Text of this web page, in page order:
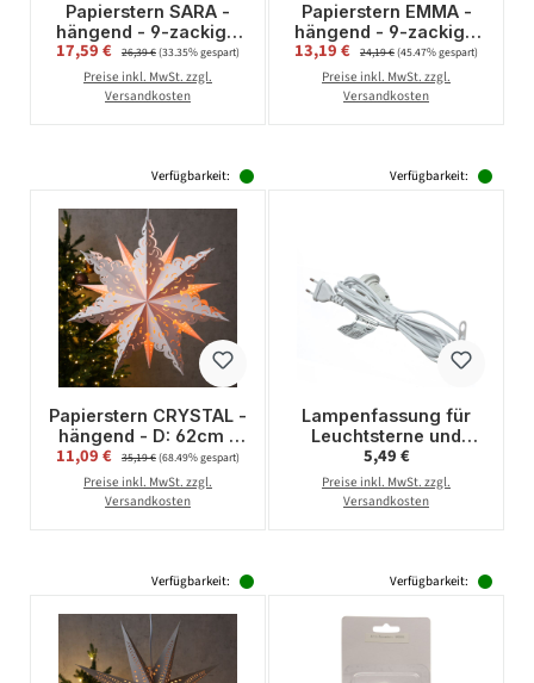
Papierstern SARA -
hängend - 9-zackig -
D: 69cm - inkl. E14
Fassung und Kabel -
weiß
Verkaufspreis:
17,59 € Regulärer Preis:
26,39 €(33.35% gespart)
Preise inkl. MwSt. zzgl.
Versandkosten
Papierstern EMMA -
hängend - 9-zackig -
D: 58cm - inkl. E14
Fassung und Kabel -
weiß
Verkaufspreis:
13,19 € Regulärer Preis:
24,19 €(45.47% gespart)
Preise inkl. MwSt. zzgl.
Versandkosten
Verfügbarkeit:
Papierstern CRYSTAL -
hängend - D: 62cm -
inkl. E14 Fassung und
Kabel - weiß
Verkaufspreis:
11,09 € Regulärer Preis:
35,19 €(68.49% gespart)
Preise inkl. MwSt. zzgl.
Versandkosten
Verfügbarkeit:
Lampenfassung für
Leuchtsterne und
Hängeartikel - Länge
ca. 3,5 m - E14
Fassung - weiß
Regulärer Preis:
5,49 €
Preise inkl. MwSt. zzgl.
Versandkosten
Verfügbarkeit: Verfügbarkeit: